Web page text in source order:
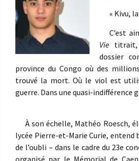
« Kivu,
C’est
Vie titrait,
dossier
province du Congo où des
trouvé la mort. Où le viol est
guerre. Dans une quasi-indifférence
À son échelle, Mathéo Roesch,
lycée Pierre-et-Marie Curie,
de l’oubli – dans le cadre du 23e
organisé par le Mémorial de